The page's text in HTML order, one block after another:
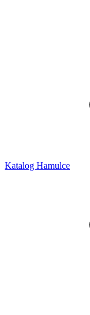
Katalog Hamulce